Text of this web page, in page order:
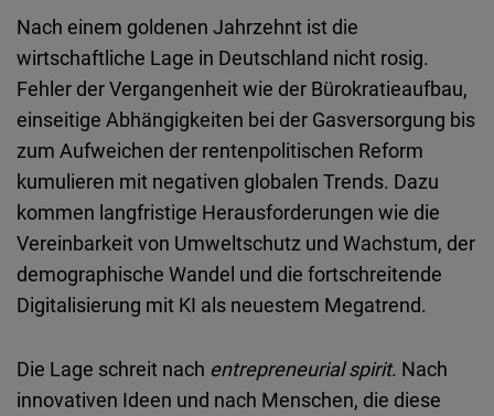
Nach einem goldenen Jahrzehnt ist die
wirtschaftliche Lage in Deutschland nicht rosig.
Fehler der Vergangenheit wie der Bürokratieaufbau,
einseitige Abhängigkeiten bei der Gasversorgung bis
zum Aufweichen der rentenpolitischen Reform
kumulieren mit negativen globalen Trends. Dazu
kommen langfristige Herausforderungen wie die
Vereinbarkeit von Umweltschutz und Wachstum, der
demographische Wandel und die fortschreitende
Digitalisierung mit KI als neuestem Megatrend.
Die Lage schreit nach entrepreneurial spirit. Nach
innovativen Ideen und nach Menschen, die diese
Maps
Embed
Cloudinary
Flickr
Embed
Newsletter2go
Embed
Podigee
Embed